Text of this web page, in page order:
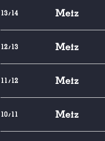
13/14 Metz
12/13 Metz
11/12 Metz
10/11 Metz